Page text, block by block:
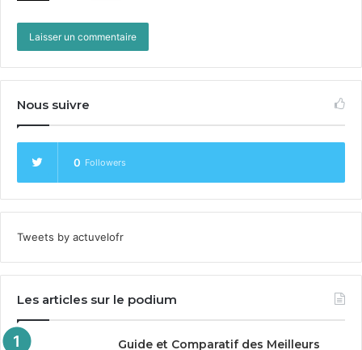
Nous suivre
0 Followers
Tweets by actuvelofr
Les articles sur le podium
Guide et Comparatif des Meilleurs